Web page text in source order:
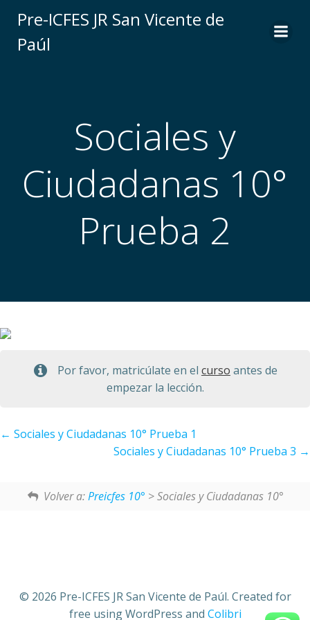
al
Pre-ICFES JR San Vicente de
Paúl
Sociales y
Ciudadanas 10°
Prueba 2
Por favor, matricúlate en el curso antes de
empezar la lección.
Sociales y Ciudadanas 10° Prueba 1
Sociales y Ciudadanas 10° Prueba 3
Volver a:Preicfes 10° > Sociales y Ciudadanas 10°
© 2026 Pre-ICFES JR San Vicente de Paúl. Created for
free using WordPress and Colibri